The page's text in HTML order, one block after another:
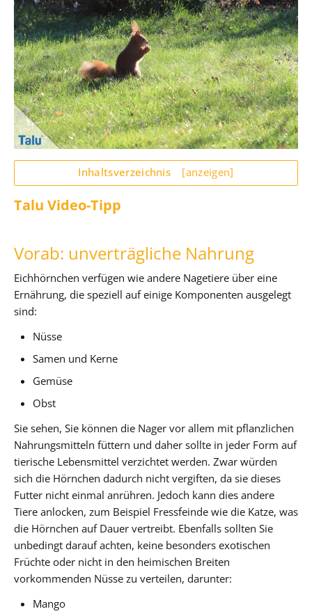
Inhaltsverzeichnis [anzeigen]
Talu Video-Tipp
Vorab: unverträgliche Nahrung
Eichhörnchen verfügen wie andere Nagetiere über eine
Ernährung, die speziell auf einige Komponenten ausgelegt
sind:
Nüsse
Samen und Kerne
Gemüse
Obst
Sie sehen, Sie können die Nager vor allem mit pflanzlichen
Nahrungsmitteln füttern und daher sollte in jeder Form auf
tierische Lebensmittel verzichtet werden. Zwar würden
sich die Hörnchen dadurch nicht vergiften, da sie dieses
Futter nicht einmal anrühren. Jedoch kann dies andere
Tiere anlocken, zum Beispiel Fressfeinde wie die Katze, was
die Hörnchen auf Dauer vertreibt. Ebenfalls sollten Sie
unbedingt darauf achten, keine besonders exotischen
Früchte oder nicht in den heimischen Breiten
vorkommenden Nüsse zu verteilen, darunter:
Mango